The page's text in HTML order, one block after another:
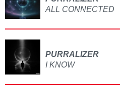
ALL CONNECTED
PURRALIZER
I KNOW